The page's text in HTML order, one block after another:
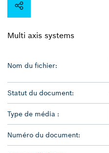
Multi axis systems
Nom du fichier:
Statut du document:
Type de média :
Numéro du document: